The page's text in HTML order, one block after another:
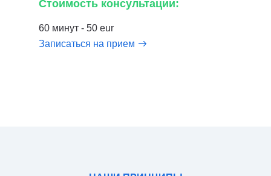
Стоимость консультации:
60 минут - 50 eur
Записаться на прием